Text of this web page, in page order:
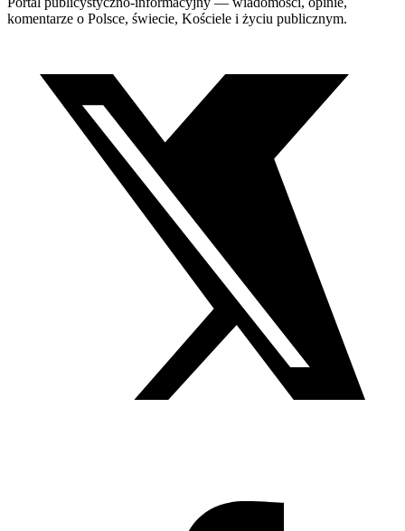
komentarze o Polsce, świecie, Kościele i życiu publicznym.